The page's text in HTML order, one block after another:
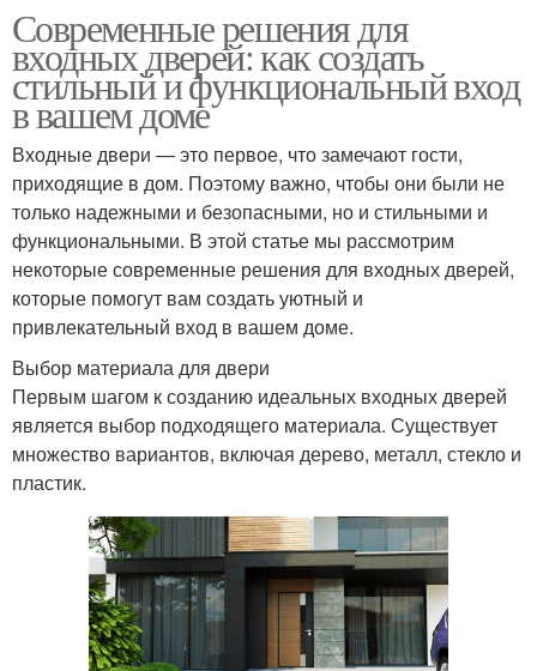
Современные решения для
входных дверей: как создать
стильный и функциональный вход
в вашем доме
Входные двери — это первое, что замечают гости,
приходящие в дом. Поэтому важно, чтобы они были не
только надежными и безопасными, но и стильными и
функциональными. В этой статье мы рассмотрим
некоторые современные решения для входных дверей,
которые помогут вам создать уютный и
привлекательный вход в вашем доме.
Выбор материала для двери
Первым шагом к созданию идеальных входных дверей
является выбор подходящего материала. Существует
множество вариантов, включая дерево, металл, стекло и
пластик.